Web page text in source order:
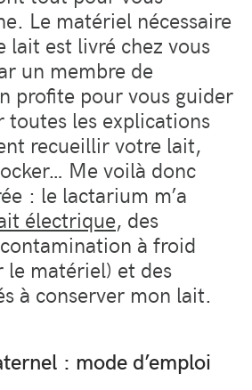
Le matériel nécessaire
lait est livré chez vous
un membre de
profite pour vous guider
toutes les explications
recueillir votre lait,
Me voilà donc
: le lactarium m’a
électrique, des
à froid
matériel) et des
à conserver mon lait.
: mode d’emploi